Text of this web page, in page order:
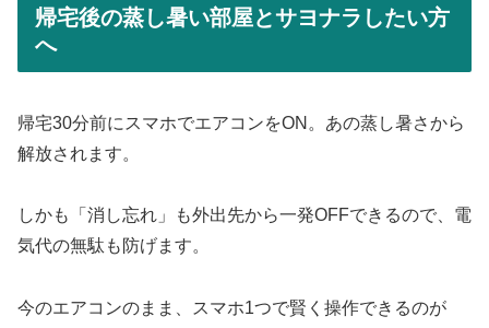
帰宅後の蒸し暑い部屋とサヨナラしたい方
へ
帰宅30分前にスマホでエアコンをON。あの蒸し暑さから
解放されます。
しかも「消し忘れ」も外出先から一発OFFできるので、電
気代の無駄も防げます。
今のエアコンのまま、スマホ1つで賢く操作できるのが